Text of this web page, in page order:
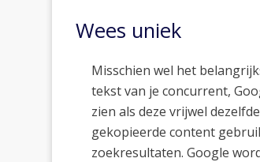
Wees uniek
Misschien wel het
tekst van je concurrent,
zien als deze vrijwel
gekopieerde content
zoekresultaten. Google